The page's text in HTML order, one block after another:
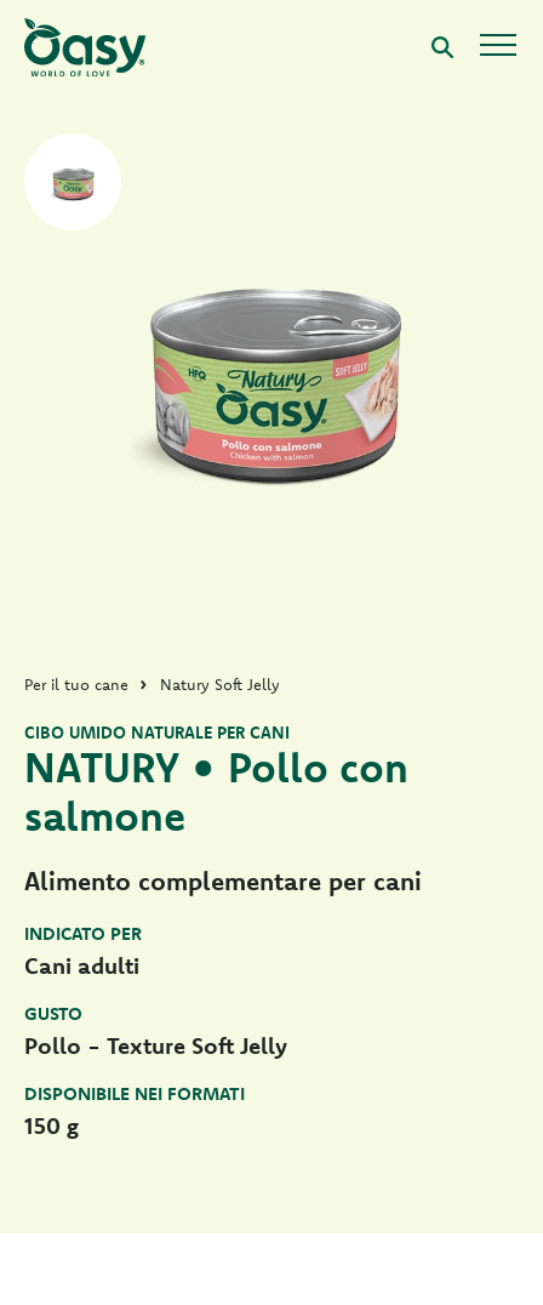
Per il tuo cane Natury Soft Jelly
NATURY • Pollo con
salmone
CIBO UMIDO NATURALE PER CANI
Alimento complementare per cani
INDICATO PER
Cani adulti
GUSTO
Pollo - Texture Soft Jelly
DISPONIBILE NEI FORMATI
150 g